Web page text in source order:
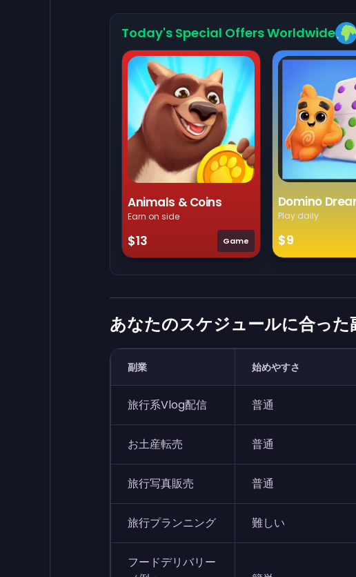
Today's Special Offers Worldwide
Animals & Coins
Earn on side
$13 Game
Domino
Play daily
$9
あなたのスケジュールに合った
副業 始めやすさ
旅行系Vlog配信 普通
お土産転売 普通
旅行写真販売 普通
旅行プランニング 難しい
フードデリバリー